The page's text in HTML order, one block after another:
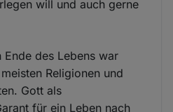
will und auch gerne
des Lebens war
Religionen und
Gott als
für ein Leben nach